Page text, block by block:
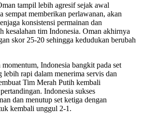
tampil lebih agresif sejak awal
sempat memberikan perlawanan, akan
konsistensi permainan dan
kesalahan tim Indonesia. Oman akhirnya
skor 25-20 sehingga kedudukan berubah
Indonesia bangkit pada set
lebih rapi dalam menerima servis dan
Tim Merah Putih kembali
Indonesia sukses
dan menutup set ketiga dengan
kembali unggul 2-1.